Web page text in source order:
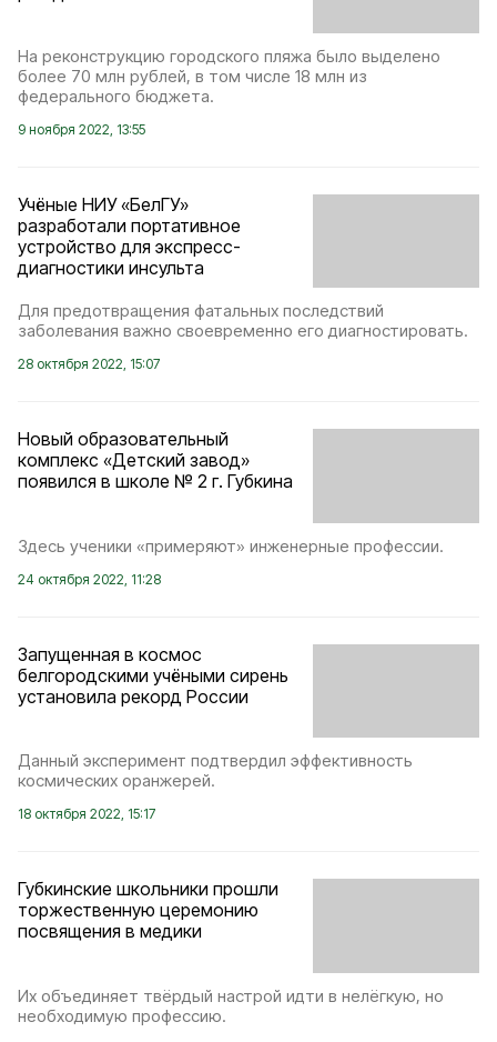
На реконструкцию городского пляжа было выделено
более 70 млн рублей, в том числе 18 млн из
федерального бюджета.
9 ноября 2022, 13:55
Учёные НИУ «БелГУ»
разработали портативное
устройство для экспресс-
диагностики инсульта
Для предотвращения фатальных последствий
заболевания важно своевременно его диагностировать.
28 октября 2022, 15:07
Новый образовательный
комплекс «Детский завод»
появился в школе № 2 г. Губкина
Здесь ученики «примеряют» инженерные профессии.
24 октября 2022, 11:28
Запущенная в космос
белгородскими учёными сирень
установила рекорд России
Данный эксперимент подтвердил эффективность
космических оранжерей.
18 октября 2022, 15:17
Губкинские школьники прошли
торжественную церемонию
посвящения в медики
Их объединяет твёрдый настрой идти в нелёгкую, но
необходимую профессию.